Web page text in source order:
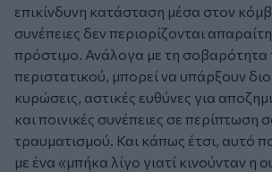
επικίνδυνη κατάσταση μέσα στον
συνέπειες δεν περιορίζονται
πρόστιμο. Ανάλογα με τη σοβαρότητα
περιστατικού, μπορεί να υπάρξουν
κυρώσεις, αστικές ευθύνες για
και ποινικές συνέπειες σε περίπτωση
τραυματισμού. Και κάπως έτσι, αυτό
με ένα «μπήκα λίγο γιατί κινούνταν η